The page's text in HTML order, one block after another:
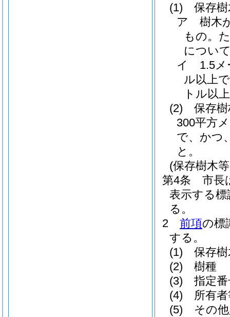
(1)
保存
ア
樹木
もの。
につい
イ
1.5
ル以上
トル以
(2)
保存
300平方
で、かつ
と。
(保存樹木
第4条
市長
表示する
る。
2
前項の標
する。
(1)
保存
(2)
樹種
(3)
指定
(4)
所有
(5)
その